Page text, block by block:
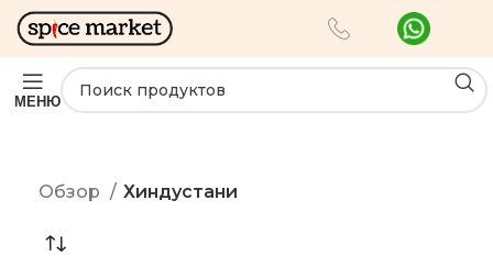
МЕНЮ
Обзор Хиндустани